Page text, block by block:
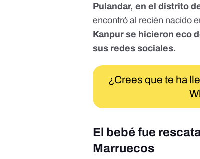
Pulandar, en el distrito
encontró al recién nacido
Kanpur se hicieron eco
sus redes sociales.
¿Crees que te ha
El bebé fue
Marruecos